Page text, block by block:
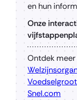
en hun
Onze
Ontdek meer
Snel.com